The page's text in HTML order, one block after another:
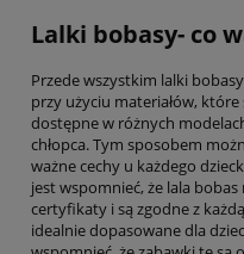
Lalki bobasy- co
Przede wszystkim lalki
przy użyciu materiałów, które
dostępne w różnych
chłopca. Tym sposobem
ważne cechy u każdego
jest wspomnieć, że lala
certyfikaty i są zgodne z
idealnie dopasowane dla